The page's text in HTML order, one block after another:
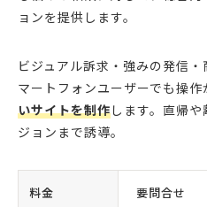
ョンを提供します。
ビジュアル訴求・強みの発信
マートフォンユーザーでも操作
いサイトを制作します。直帰
ジョンまで誘導。
料金 要問合せ